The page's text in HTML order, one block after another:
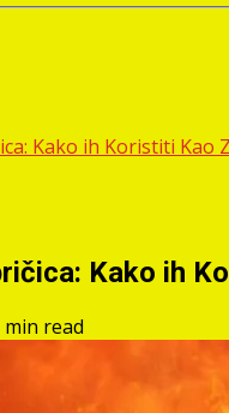
Kako ih Koristiti Kao
Kako ih
min read